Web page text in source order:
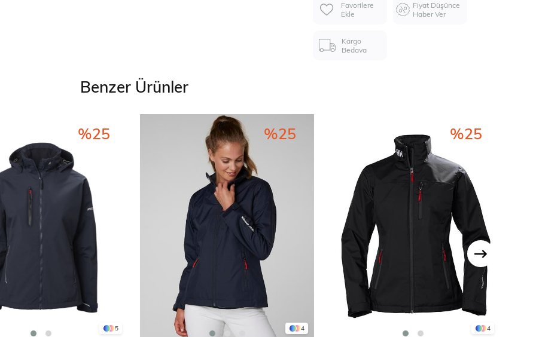
Favorilere
Ekle
Fiyat Düşünce
Haber Ver
Kargo
Bedava
Benzer Ürünler
5
%25
4
%25
4
%25